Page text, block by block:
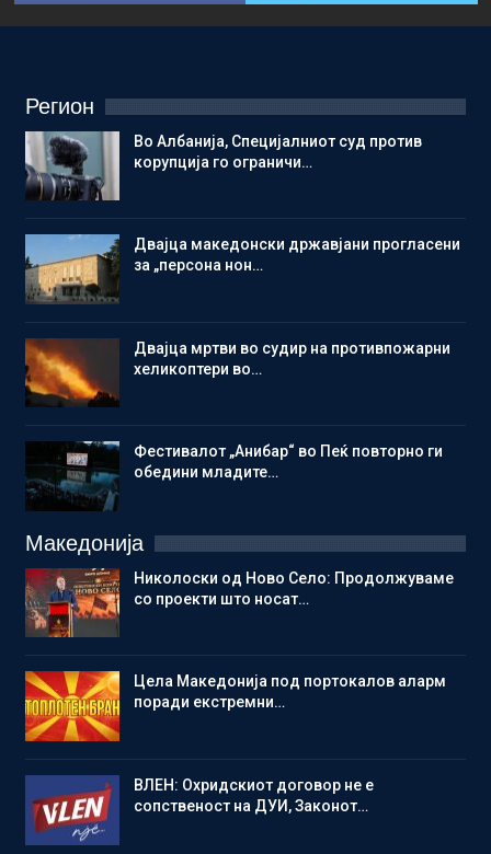
Регион
Во Албанија, Специјалниот суд против
корупција го ограничи…
Двајца македонски државјани прогласени
за „персона нон…
Двајца мртви во судир на противпожарни
хеликоптери во…
Фестивалот „Анибар“ во Пеќ повторно ги
обедини младите…
Македонија
Николоски од Ново Село: Продолжуваме
со проекти што носат…
Цела Македонија под портокалов аларм
поради екстремни…
ВЛЕН: Охридскиот договор не е
сопственост на ДУИ, Законот…